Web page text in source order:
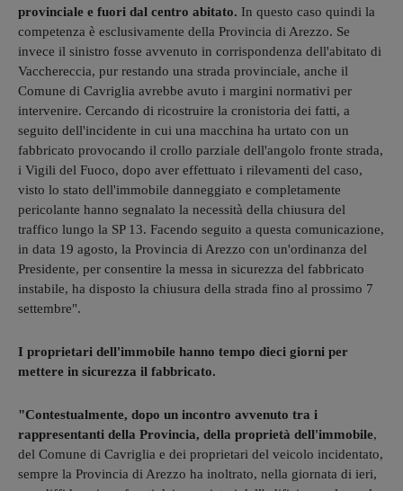
provinciale e fuori dal centro abitato. In questo caso quindi la
competenza è esclusivamente della Provincia di Arezzo. Se
invece il sinistro fosse avvenuto in corrispondenza dell'abitato di
Vacchereccia, pur restando una strada provinciale, anche il
Comune di Cavriglia avrebbe avuto i margini normativi per
intervenire. Cercando di ricostruire la cronistoria dei fatti, a
seguito dell'incidente in cui una macchina ha urtato con un
fabbricato provocando il crollo parziale dell'angolo fronte strada,
i Vigili del Fuoco, dopo aver effettuato i rilevamenti del caso,
visto lo stato dell'immobile danneggiato e completamente
pericolante hanno segnalato la necessità della chiusura del
traffico lungo la SP 13. Facendo seguito a questa comunicazione,
in data 19 agosto, la Provincia di Arezzo con un'ordinanza del
Presidente, per consentire la messa in sicurezza del fabbricato
instabile, ha disposto la chiusura della strada fino al prossimo 7
settembre".
I proprietari dell'immobile hanno tempo dieci giorni per
mettere in sicurezza il fabbricato.
"Contestualmente, dopo un incontro avvenuto tra i
rappresentanti della Provincia, della proprietà dell'immobile,
del Comune di Cavriglia e dei proprietari del veicolo incidentato,
sempre la Provincia di Arezzo ha inoltrato, nella giornata di ieri,